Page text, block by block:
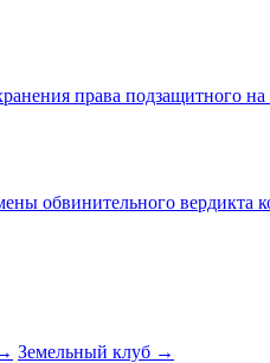
права подзащитного
обвинительного
Земельный клуб →